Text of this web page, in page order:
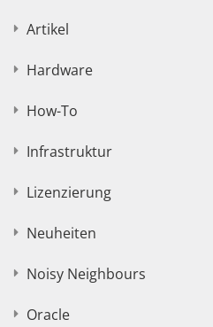
Artikel
Hardware
How-To
Infrastruktur
Lizenzierung
Neuheiten
Noisy Neighbours
Oracle